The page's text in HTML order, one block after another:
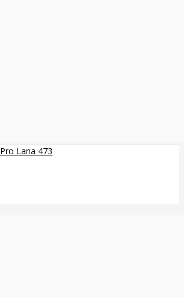
Lana 473